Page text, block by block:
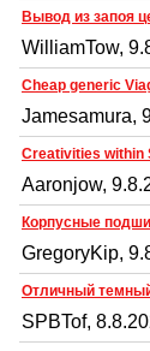
Вывод из запоя
WilliamTow,
Cheap generic
Jamesamura,
Creativities within
Aaronjow,
Корпусные
GregoryKip,
Отличный темный
SPBTof,